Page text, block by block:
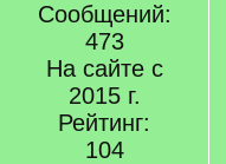
Сообщений:
473
На сайте с
2015 г.
Рейтинг:
104